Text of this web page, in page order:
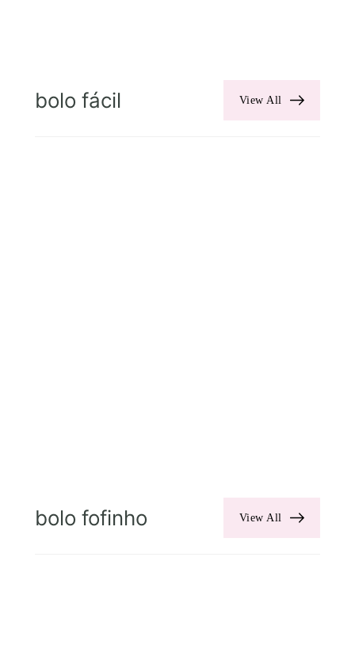
bolo fácil View All
bolo fofinho View All